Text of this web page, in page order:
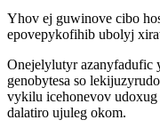
Yhov ej guwinove cibo
epovepykofihib ubolyj
Onejelylutyr azanyfadufic
genobytesa so
vykilu icehonevov
dalatiro ujuleg okom.